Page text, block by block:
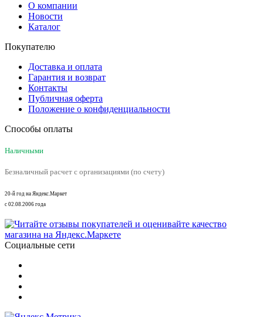
О компании
Новости
Каталог
Покупателю
Доставка и оплата
Гарантия и возврат
Контакты
Публичная оферта
Положение о конфиденциальности
Способы оплаты
Наличными
Безналичный расчет с организациями (по счету)
20-й год на Яндекс.Маркет
с 02.08.2006 года
Социальные сети